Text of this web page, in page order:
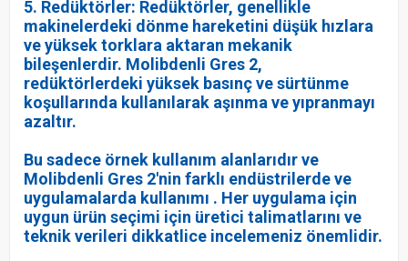
5. Redüktörler: Redüktörler, genellikle
makinelerdeki dönme hareketini düşük hızlara
ve yüksek torklara aktaran mekanik
bileşenlerdir. Molibdenli Gres 2,
redüktörlerdeki yüksek basınç ve sürtünme
koşullarında kullanılarak aşınma ve yıpranmayı
azaltır.
Bu sadece örnek kullanım alanlarıdır ve
Molibdenli Gres 2'nin farklı endüstrilerde ve
uygulamalarda kullanımı . Her uygulama için
uygun ürün seçimi için üretici talimatlarını ve
teknik verileri dikkatlice incelemeniz önemlidir.